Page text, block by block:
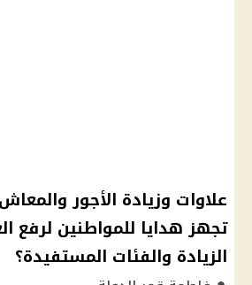
علاوات وزيادة الأجور
تجهز هدايا للمواطنين لرفع
الزيادة والفئات المستفيدة؟